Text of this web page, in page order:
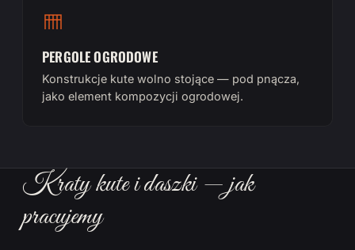
PERGOLE OGRODOWE
Konstrukcje kute wolno stojące — pod pnącza,
jako element kompozycji ogrodowej.
Kraty kute i daszki — jak
pracujemy